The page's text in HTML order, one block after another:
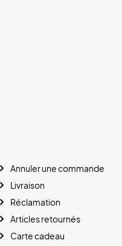
Annuler une commande
Livraison
Réclamation
Articles retournés
Carte cadeau